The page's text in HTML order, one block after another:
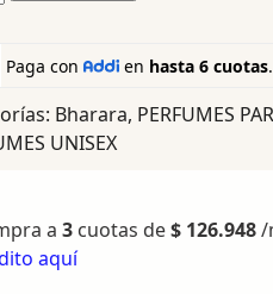
Bharara, PERFUMES
UNISEX
a 3cuotas de$126.948/
aquí